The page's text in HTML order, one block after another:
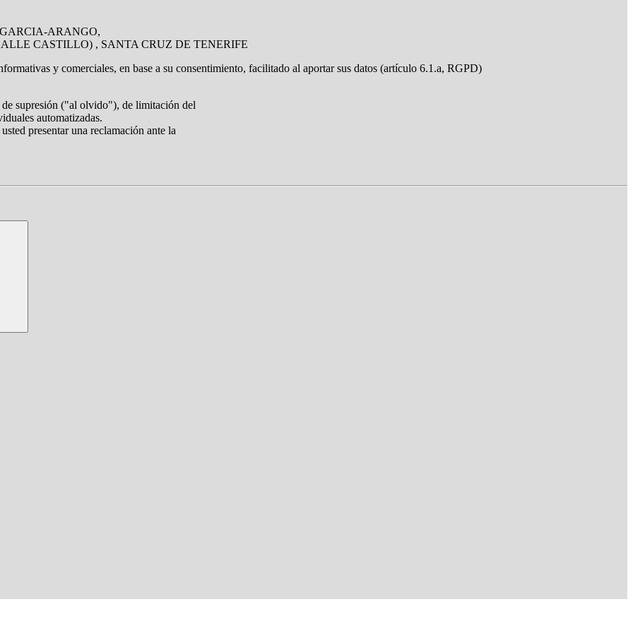
GARCIA-ARANGO,
CASTILLO) , SANTA CRUZ DE TENERIFE
y comerciales, en base a su consentimiento, facilitado al aportar sus datos (artículo 6.1.a, RGPD)
supresión ("al olvido"), de limitación del
automatizadas.
presentar una reclamación ante la